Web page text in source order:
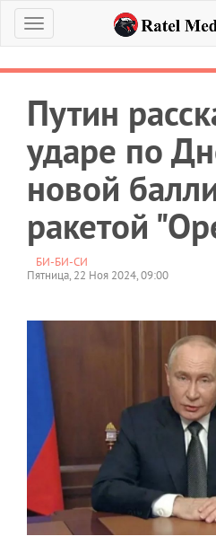
Меню
Путин
ударе по
новой
ракетой
БИ-БИ-СИ
Пятница, 22 Ноя 2024, 09:00